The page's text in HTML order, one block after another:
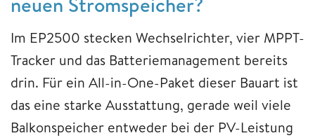
Im EP2500 stecken Wechselrichter, vier MPPT-
Tracker und das Batteriemanagement bereits
drin. Für ein All-in-One-Paket dieser Bauart ist
das eine starke Ausstattung, gerade weil viele
Balkonspeicher entweder bei der PV-Leistung